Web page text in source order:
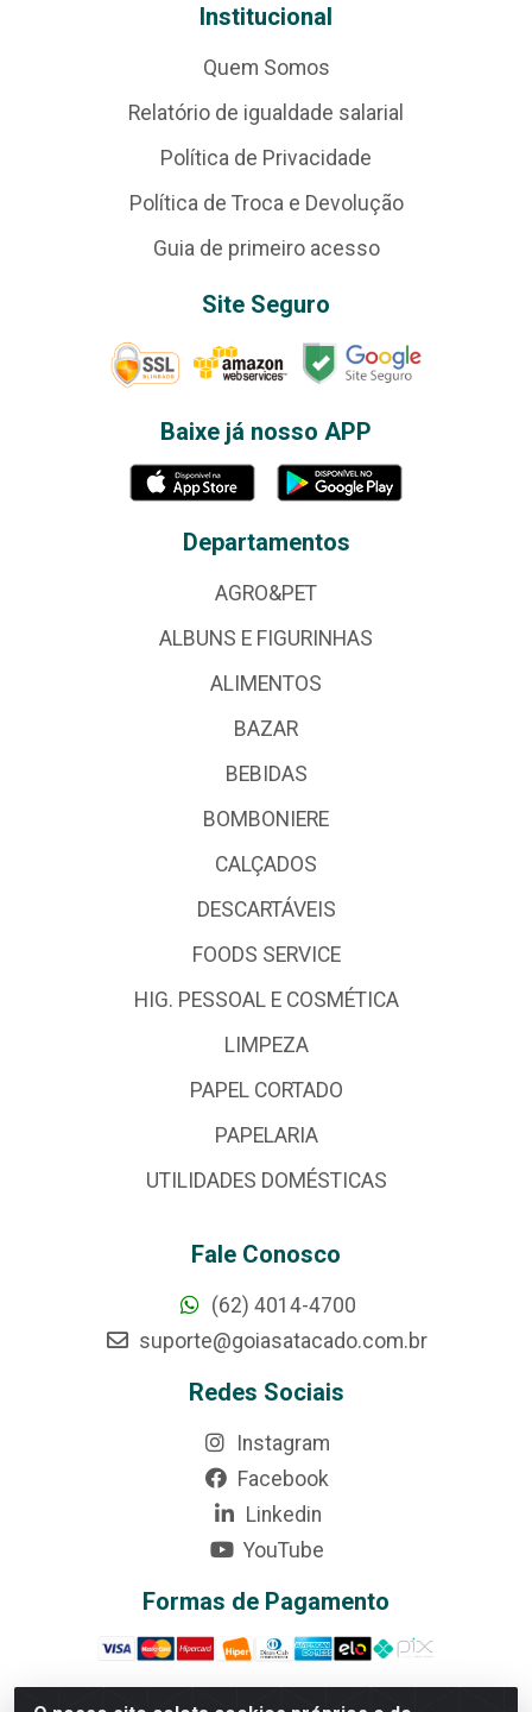
Institucional
Quem Somos
Relatório de igualdade salarial
Política de Privacidade
Política de Troca e Devolução
Guia de primeiro acesso
Site Seguro
Baixe já nosso APP
Departamentos
AGRO&PET
ALBUNS E FIGURINHAS
ALIMENTOS
BAZAR
BEBIDAS
BOMBONIERE
CALÇADOS
DESCARTÁVEIS
FOODS SERVICE
HIG. PESSOAL E COSMÉTICA
LIMPEZA
PAPEL CORTADO
PAPELARIA
UTILIDADES DOMÉSTICAS
Fale Conosco
(62) 4014-4700
suporte@goiasatacado.com.br
Redes Sociais
Instagram
Facebook
Linkedin
YouTube
Formas de Pagamento